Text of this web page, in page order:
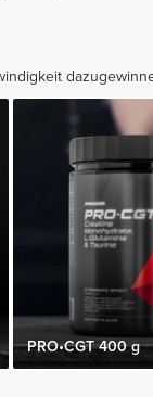
PRO•CGT 400 g